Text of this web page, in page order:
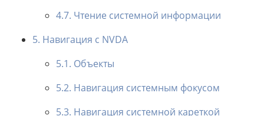
4.7. Чтение системной информации
5. Навигация с NVDA
5.1. Объекты
5.2. Навигация системным фокусом
5.3. Навигация системной кареткой